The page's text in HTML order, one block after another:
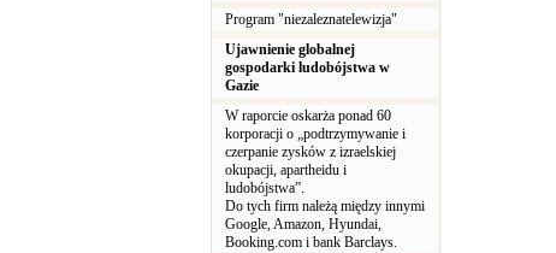
Program "niezaleznatelewizja"
Ujawnienie globalnej
gospodarki ludobójstwa w
Gazie
W raporcie oskarża ponad 60
korporacji o „podtrzymywanie i
czerpanie zysków z izraelskiej
okupacji, apartheidu i
ludobójstwa”.
Do tych firm należą między innymi
Google, Amazon, Hyundai,
Booking.com i bank Barclays.